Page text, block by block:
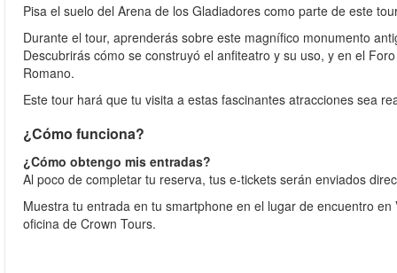
Pisa el suelo del Arena de los Gladiadores como parte de este
Durante el tour, aprenderás sobre este magnífico monumento
Descubrirás cómo se construyó el anfiteatro y su uso, y en el
Romano.
Este tour hará que tu visita a estas fascinantes atracciones sea
¿Cómo funciona?
¿Cómo obtengo mis entradas?
Al poco de completar tu reserva, tus e-tickets serán enviados
Muestra tu entrada en tu smartphone en el lugar de encuentro
oficina de Crown Tours.